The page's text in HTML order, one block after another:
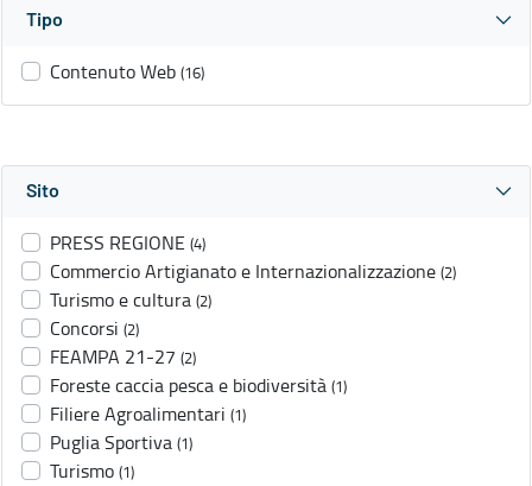
Tipo
Contenuto Web (16)
Sito
PRESS REGIONE (4)
Commercio Artigianato e Internazionalizzazione (2)
Turismo e cultura (2)
Concorsi (2)
FEAMPA 21-27 (2)
Foreste caccia pesca e biodiversità (1)
Filiere Agroalimentari (1)
Puglia Sportiva (1)
Turismo (1)